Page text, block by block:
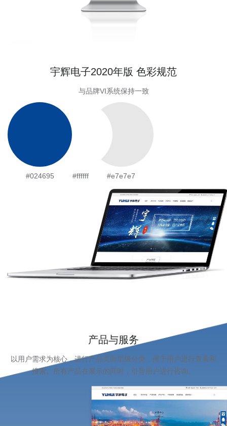
宇辉电子2020年版 色彩规范
与品牌VI系统保持一致
#024695 #ffffff #e7e7e7
产品与服务
以用户需求为核心，进行产品页面层级分类，便于用户进行查看和
搜索。所有产品在展示的同时，引导用户进行咨询。